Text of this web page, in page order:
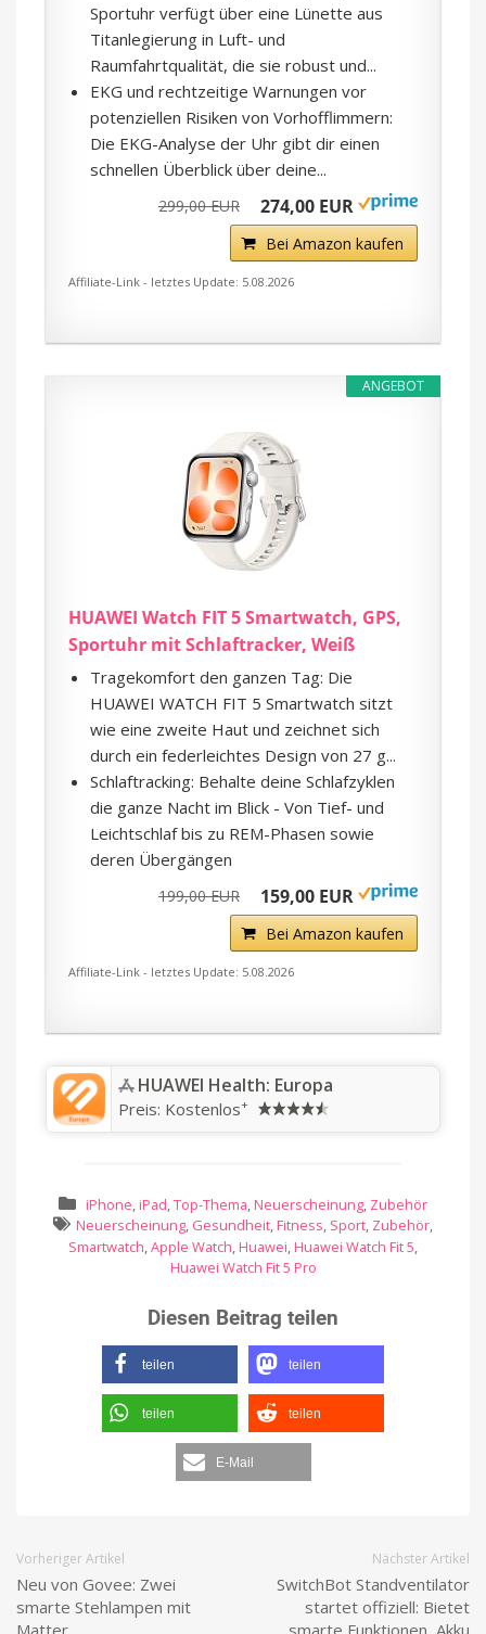
Sportuhr verfügt über eine Lünette aus
Titanlegierung in Luft- und
Raumfahrtqualität, die sie robust und...
EKG und rechtzeitige Warnungen vor
potenziellen Risiken von Vorhofflimmern:
Die EKG-Analyse der Uhr gibt dir einen
schnellen Überblick über deine...
299,00 EUR 274,00 EUR
Bei Amazon kaufen
Affiliate-Link - letztes Update: 5.08.2026
ANGEBOT
HUAWEI Watch FIT 5 Smartwatch, GPS,
Sportuhr mit Schlaftracker, Weiß
Tragekomfort den ganzen Tag: Die
HUAWEI WATCH FIT 5 Smartwatch sitzt
wie eine zweite Haut und zeichnet sich
durch ein federleichtes Design von 27 g...
Schlaftracking: Behalte deine Schlafzyklen
die ganze Nacht im Blick - Von Tief- und
Leichtschlaf bis zu REM-Phasen sowie
deren Übergängen
199,00 EUR 159,00 EUR
Bei Amazon kaufen
Affiliate-Link - letztes Update: 5.08.2026
HUAWEI Health: Europa
Preis: Kostenlos+
iPhone, iPad,Top-Thema, Neuerscheinung, Zubehör
Neuerscheinung, Gesundheit, Fitness, Sport, Zubehör,
Smartwatch,Apple Watch, Huawei, Huawei Watch Fit 5,
Huawei Watch Fit 5 Pro
Diesen Beitrag teilen
teilen teilen
teilen teilen
E-Mail
Vorheriger Artikel
Neu von Govee: Zwei
smarte Stehlampen mit
Nächster Artikel
SwitchBot Standventilator
startet offiziell: Bietet